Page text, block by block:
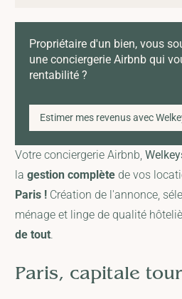
Propriétaire d'un bien, vous
une conciergerie Airbnb qui
rentabilité ?
Estimer mes revenus avec
Votre conciergerie Airbnb,
lagestion complète de vos
Paris ! Création de l'annonce,
ménage et linge de qualité
de tout.
Paris, capitale